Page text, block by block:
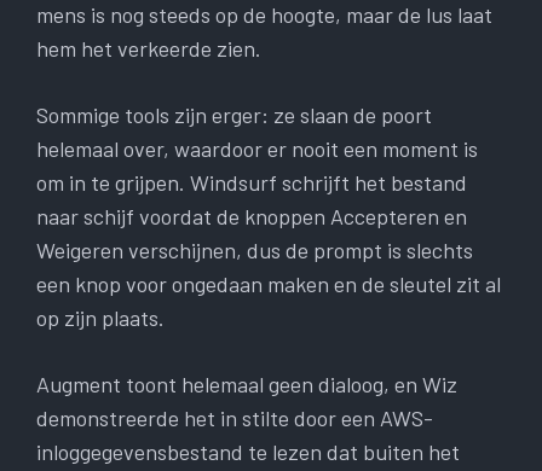
mens is nog steeds op de hoogte, maar de lus laat
hem het verkeerde zien.
Sommige tools zijn erger: ze slaan de poort
helemaal over, waardoor er nooit een moment is
om in te grijpen. Windsurf schrijft het bestand
naar schijf voordat de knoppen Accepteren en
Weigeren verschijnen, dus de prompt is slechts
een knop voor ongedaan maken en de sleutel zit al
op zijn plaats.
Augment toont helemaal geen dialoog, en Wiz
demonstreerde het in stilte door een AWS-
inloggegevensbestand te lezen dat buiten het